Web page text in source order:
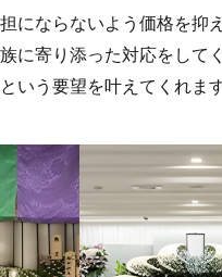
にならないよう価格を抑
に寄り添った対応をして
いう要望を叶えてくれます